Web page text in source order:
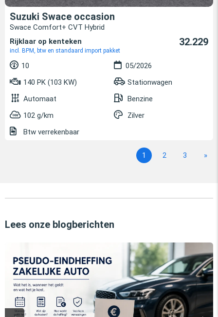
Suzuki Swace occasion
Swace Comfort+ CVT Hybrid
Rijklaar op kenteken
incl. BPM, btw en standaard import pakket
32.229
10
05/2026
140 PK (103 KW)
Stationwagen
Automaat
Benzine
102 g/km
Zilver
Btw verrekenbaar
1 2 3 »
Lees onze blogberichten